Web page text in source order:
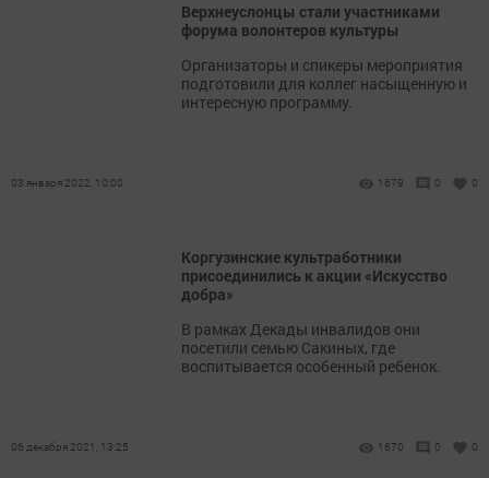
Верхнеуслонцы стали участниками
форума волонтеров культуры
Организаторы и спикеры мероприятия
подготовили для коллег насыщенную и
интересную программу.
03 января 2022, 10:00 1679 0 0
Коргузинские культработники
присоединились к акции «Искусство
добра»
В рамках Декады инвалидов они
посетили семью Сакиных, где
воспитывается особенный ребенок.
06 декабря 2021, 13:25 1670 0 0